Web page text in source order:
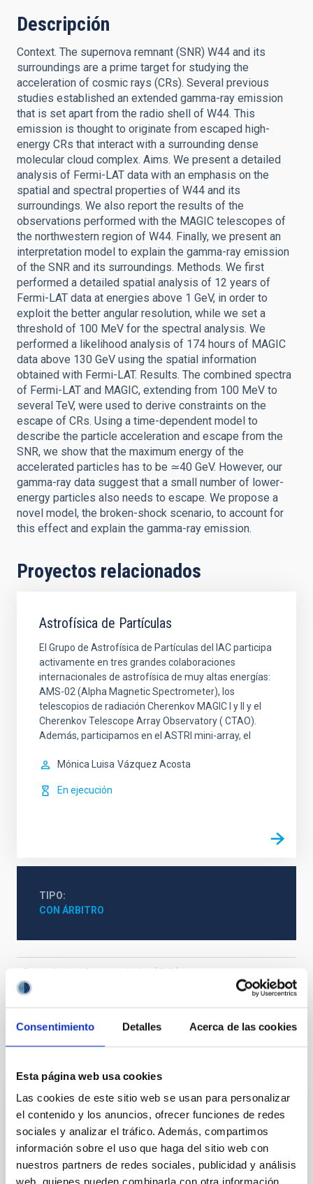
Consentimiento Detalles Acerca de las cookies
Esta página web usa cookies
Las cookies de este sitio web se usan para personalizar
el contenido y los anuncios, ofrecer funciones de redes
sociales y analizar el tráfico. Además, compartimos
información sobre el uso que haga del sitio web con
nuestros partners de redes sociales, publicidad y análisis
Descripción
Context. The supernova remnant (SNR) W44 and its
surroundings are a prime target for studying the
acceleration of cosmic rays (CRs). Several previous
studies established an extended gamma-ray emission
that is set apart from the radio shell of W44. This
emission is thought to originate from escaped high-
energy CRs that interact with a surrounding dense
molecular cloud complex. Aims. We present a detailed
analysis of Fermi-LAT data with an emphasis on the
spatial and spectral properties of W44 and its
surroundings. We also report the results of the
observations performed with the MAGIC telescopes of
the northwestern region of W44. Finally, we present an
interpretation model to explain the gamma-ray emission
of the SNR and its surroundings. Methods. We first
performed a detailed spatial analysis of 12 years of
Fermi-LAT data at energies above 1 GeV, in order to
exploit the better angular resolution, while we set a
threshold of 100 MeV for the spectral analysis. We
performed a likelihood analysis of 174 hours of MAGIC
data above 130 GeV using the spatial information
obtained with Fermi-LAT. Results. The combined spectra
of Fermi-LAT and MAGIC, extending from 100 MeV to
several TeV, were used to derive constraints on the
escape of CRs. Using a time-dependent model to
describe the particle acceleration and escape from the
SNR, we show that the maximum energy of the
accelerated particles has to be ≃40 GeV. However, our
gamma-ray data suggest that a small number of lower-
energy particles also needs to escape. We propose a
novel model, the broken-shock scenario, to account for
this effect and explain the gamma-ray emission.
Proyectos relacionados
Astrofísica de Partículas
El Grupo de Astrofísica de Partículas del IAC participa
activamente en tres grandes colaboraciones
internacionales de astrofísica de muy altas energías:
AMS-02 (Alpha Magnetic Spectrometer), los
telescopios de radiación Cherenkov MAGIC I y II y el
Cherenkov Telescope Array Observatory ( CTAO).
Además, participamos en el ASTRI mini-array, el
Mónica Luisa Vázquez Acosta
En ejecución
TIPO
CON ÁRBITRO
Cosmología y Astropartículas (CYA)
Rayos cósmicos
Rayos gamma
Magnetic Field Alignment with Dense
Cores in the Transition between Cloud and
Core Scales